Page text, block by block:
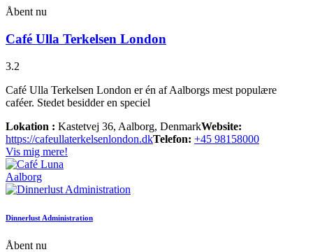
Åbent nu
Café Ulla Terkelsen London
3.2
Café Ulla Terkelsen London er én af Aalborgs mest populære
caféer. Stedet besidder en speciel
Lokation : Kastetvej 36, Aalborg, DenmarkWebsite:
https://cafeullaterkelsenlondon.dkTelefon: +45 98158000
Vis mig mere!
Aalborg
Dinnerlust Administration
Åbent nu